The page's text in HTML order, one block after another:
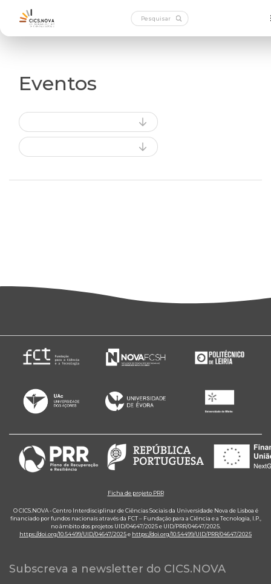
Eventos
Ficha de projeto PRR
O CICS.NOVA - Centro Interdisciplinar de Ciências Sociais da Universidade Nova de Lisboa é
financiado por fundos nacionais através da FCT – Fundação para a Ciência e a Tecnologia, I.P.,
no âmbito dos projetos UID/04647/2025 e UID/PRR/04647/2025.
https://doi.org/10.54499/UID/04647/2025e https://doi.org/10.54499/UID/PRR/04647/2025
Subscreva a newsletter do CICS.NOVA